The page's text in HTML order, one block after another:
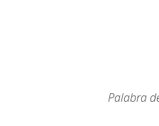
Palabra